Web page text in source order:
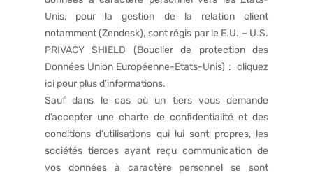
Unis, pour la gestion de la relation client
notamment (Zendesk), sont régis par le E.U. – U.S.
PRIVACY SHIELD (Bouclier de protection des
Données Union Européenne-Etats-Unis) : cliquez
ici pour plus d’informations.
Sauf dans le cas où un tiers vous demande
d’accepter une charte de confidentialité et des
conditions d’utilisations qui lui sont propres, les
sociétés tierces ayant reçu communication de
vos données à caractère personnel se sont